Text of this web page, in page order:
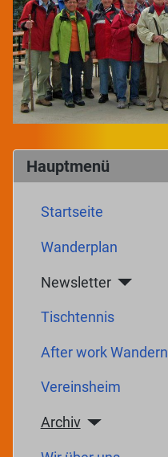
Hauptmenü
Startseite
Wanderplan
Newsletter
Tischtennis
After work Wandern
Vereinsheim
Archiv